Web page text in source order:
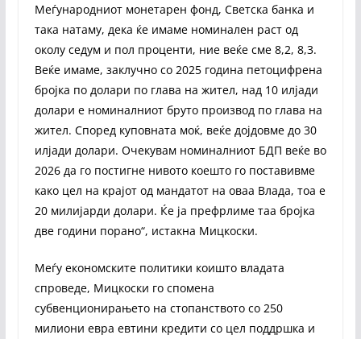
Меѓународниот монетарен фонд, Светска банка и
така натаму, дека ќе имаме номинален раст од
околу седум и пол проценти, ние веќе сме 8,2, 8,3.
Веќе имаме, заклучно со 2025 година петоцифрена
бројка по долари по глава на жител, над 10 илјади
долари е номиналниот бруто производ по глава на
жител. Според куповната моќ, веќе дојдовме до 30
илјади долари. Очекувам номиналниот БДП веќе во
2026 да го постигне нивото коешто го поставивме
како цел на крајот од мандатот на оваа Влада, тоа е
20 милијарди долари. Ќе ја префрлиме таа бројка
две години порано“, истакна Мицкоски.
Меѓу економските политики коишто владата
спроведе, Мицкоски го спомена
субвенционирањето на стопанството со 250
милиони евра евтини кредити со цел поддршка и